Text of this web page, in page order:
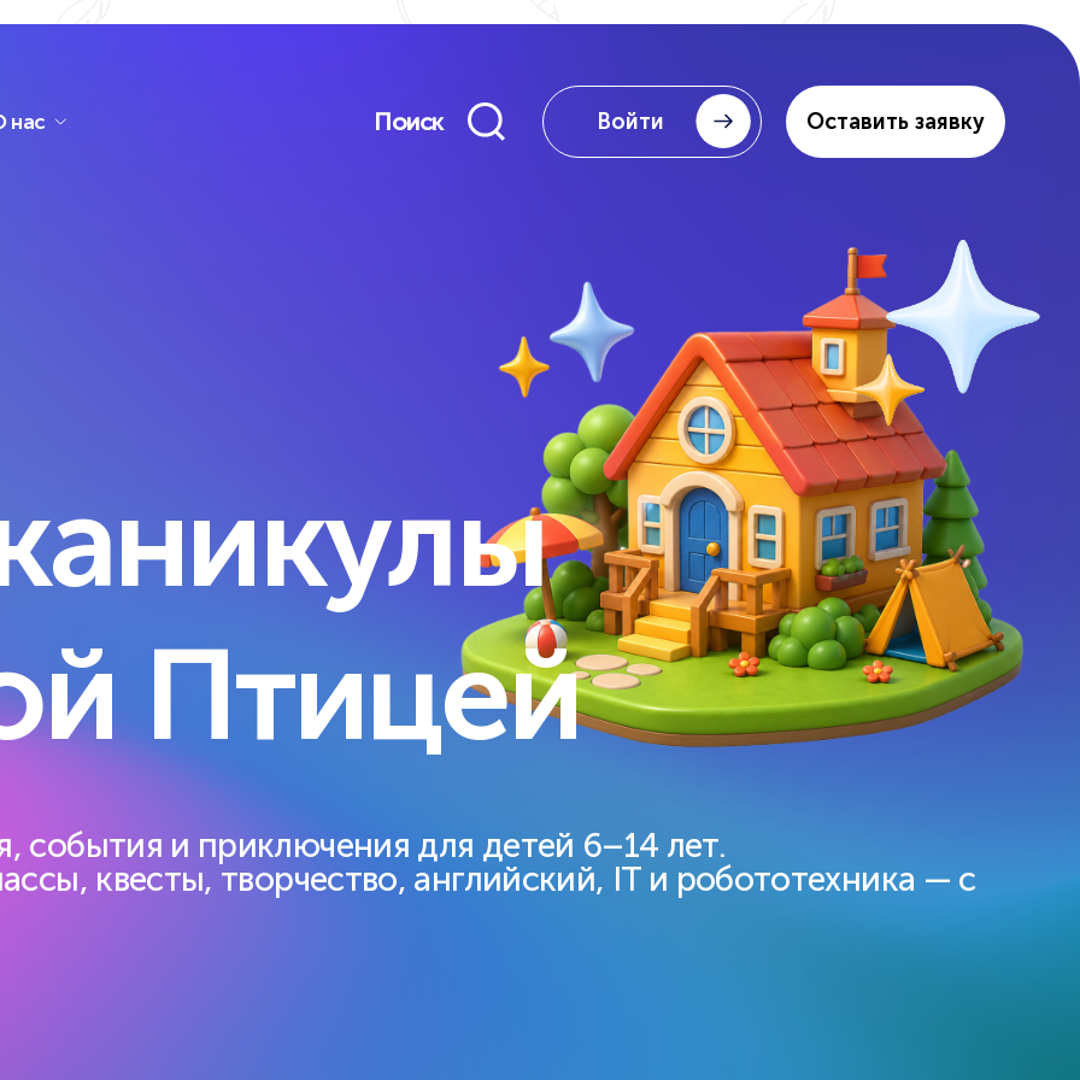
Очно, онлайн и гибрид — мини
-группы и индивидуально
Очно, онлайн и гибрид
— мини-группы и индивидуально.
Помощь по школе
3D, игры
через проекты.
для учёбы и жизни
11 уровней ИИ: проекты, навыки
работы с данными и моделями.
Очно/онлайн.
Дополнительно
Подготовка
к олимпиадам
По всем ключевым предметам
1-11 классы
нас Поиск Войти Оставить заявку
Птицей
события и приключения для детей 6–14 лет.
квесты, творчество, английский, IT и робототехника — с